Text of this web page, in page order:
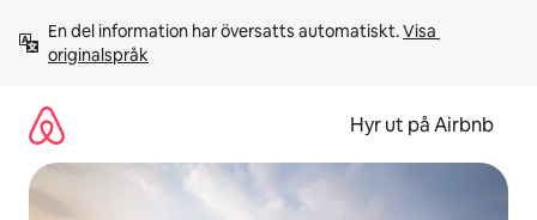
innehåll
En del information har översatts automatiskt. Visa
originalspråk
Hyr ut på Airbnb